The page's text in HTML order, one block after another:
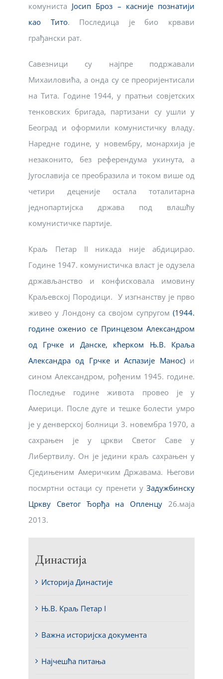
комуниста Јосип Броз – касније познатији
као Тито. Последица је био крвави
грађански рат.
Савезници су најпре подржавали
Михаиловића, а онда су се преоријентисали
на Тита. Године 1944, у пратњи совјетских
тенковских бригада, партизани су ушли у
Београд и оформили комунистичку владу.
Наредне године, у новембру, монархија је
незаконито, без референдума укинута, а
Југославија се преобразила и током више од
четири деценије остала тоталитарна
једнопартијска држава под влашћу
комунистичке партије.
Краљ Петар II никада није абдицирао.
Године 1947. комунистичка власт је одузела
држављанство и конфисковала имовину
Краљевској Породици. У изгнанству је прво
живео у Лондону са својом супругом (1944.
године оженио се Принцезом Александром
од Грчке и Данске, кћерком Њ.В. Краља
Александра од Грчке и Аспазије Манос)и
сином Александром, рођеним 1945. године.
Последње године живота провео је у
Америци. После дуге и тешке болести умро
је у денверској болници 3. новембра 1970, а
сахрањен је у цркви Светог Саве у
Либертвилу. Он је једини краљ сахрањен у
Сједињеним Америчким Државама. Његови
посмртни остаци су пренети уЗадужбинску
Цркву Светог Ђорђа на Опленцу 26.маја
2013.
Династија
Историја Династије
Њ.В. Краљ Петар I
Важна историјска документа
Најчешћа питања